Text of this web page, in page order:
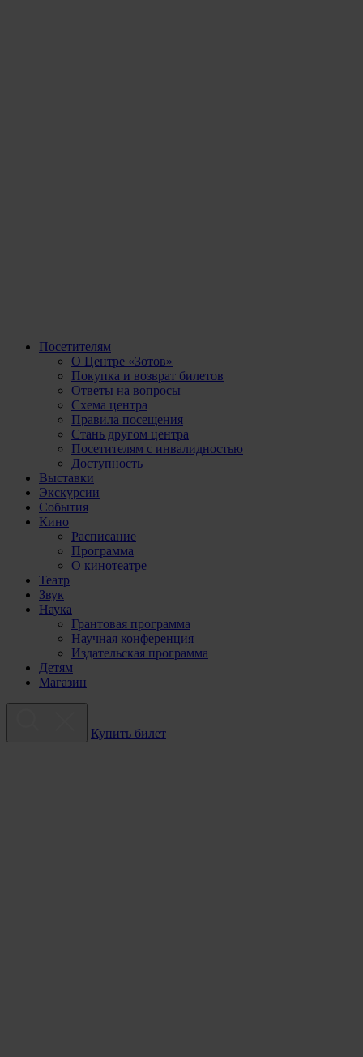
Посетителям
О Центре «Зотов»
Покупка и возврат билетов
Ответы на вопросы
Схема центра
Правила посещения
Стань другом центра
Посетителям с инвалидностью
Доступность
Выставки
Экскурсии
События
Кино
Расписание
Программа
О кинотеатре
Театр
Звук
Наука
Грантовая программа
Научная конференция
Издательская программа
Детям
Магазин
Купить билет